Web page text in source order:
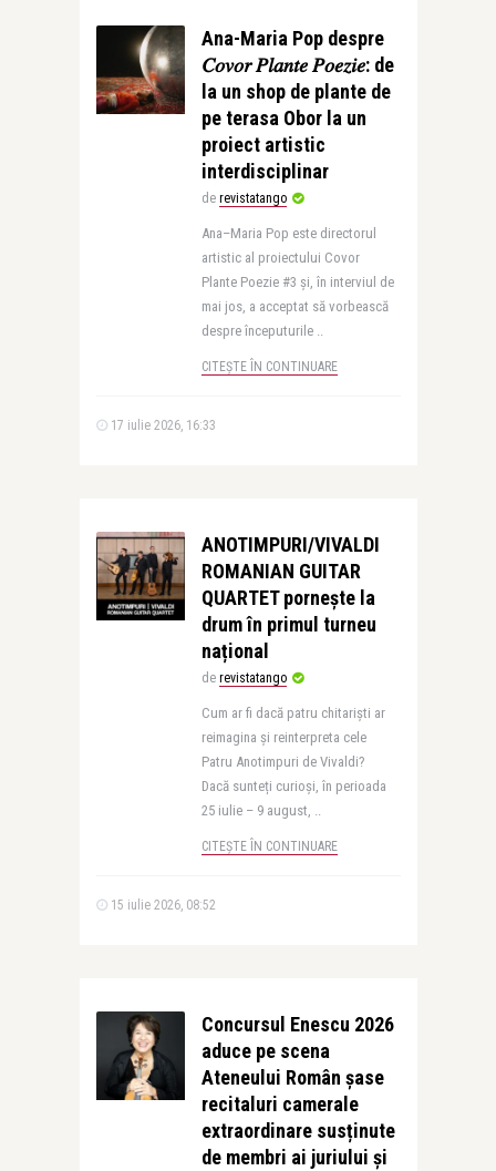
Ana-Maria Pop despre
𝐶𝑜𝑣𝑜𝑟 𝑃𝑙𝑎𝑛𝑡𝑒 𝑃𝑜𝑒𝑧𝑖𝑒: de
la un shop de plante de
pe terasa Obor la un
proiect artistic
interdisciplinar
de revistatango
Ana–Maria Pop este directorul
artistic al proiectului Covor
Plante Poezie #3 și, în interviul de
mai jos, a acceptat să vorbească
despre începuturile ..
CITEȘTE ÎN CONTINUARE
17 iulie 2026, 16:33
ANOTIMPURI/VIVALDI
ROMANIAN GUITAR
QUARTET pornește la
drum în primul turneu
național
de revistatango
Cum ar fi dacă patru chitarişti ar
reimagina şi reinterpreta cele
Patru Anotimpuri de Vivaldi?
Dacă sunteți curioși, în perioada
25 iulie – 9 august, ..
CITEȘTE ÎN CONTINUARE
15 iulie 2026, 08:52
Concursul Enescu 2026
aduce pe scena
Ateneului Român șase
recitaluri camerale
extraordinare susținute
de membri ai juriului și